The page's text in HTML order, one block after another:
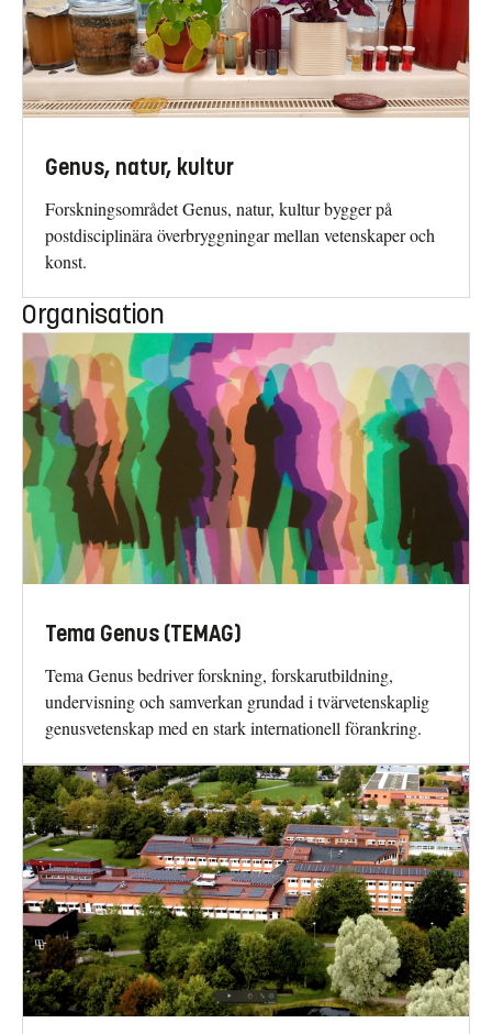
Genus, natur, kultur
Forskningsområdet Genus, natur, kultur bygger på
postdisciplinära överbryggningar mellan vetenskaper och
konst.
Organisation
Tema Genus (TEMAG)
Tema Genus bedriver forskning, forskarutbildning,
undervisning och samverkan grundad i tvärvetenskaplig
genusvetenskap med en stark internationell förankring.